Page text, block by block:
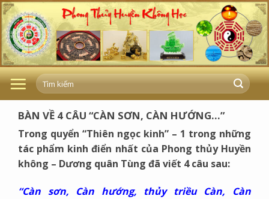
Skip
to
content
BÀN VỀ 4 CÂU “CÀN SƠN, CÀN HƯỚNG…”
Trong quyển “Thiên ngọc kinh” – 1 trong những
tác phẩm kinh điển nhất của Phong thủy Huyền
không – Dương quân Tùng đã viết 4 câu sau:
“Càn sơn, Càn hướng, thủy triều Càn, Càn